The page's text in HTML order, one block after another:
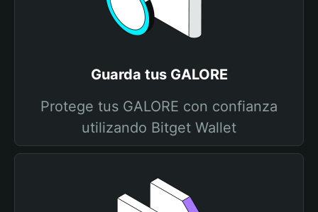
Guarda tus GALORE
Protege tus GALORE con confianza
utilizando Bitget Wallet